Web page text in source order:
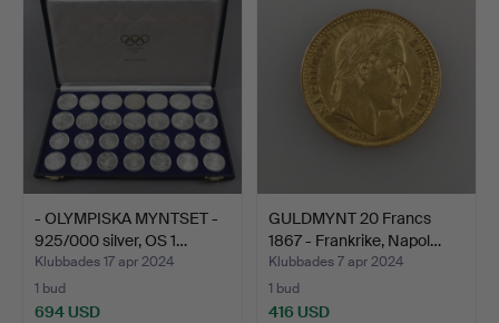
- OLYMPISKA MYNTSET -
925/000 silver, OS 1…
Klubbades 17 apr 2024
1 bud
694 USD
GULDMYNT 20 Francs
1867 - Frankrike, Napol…
Klubbades 7 apr 2024
1 bud
416 USD